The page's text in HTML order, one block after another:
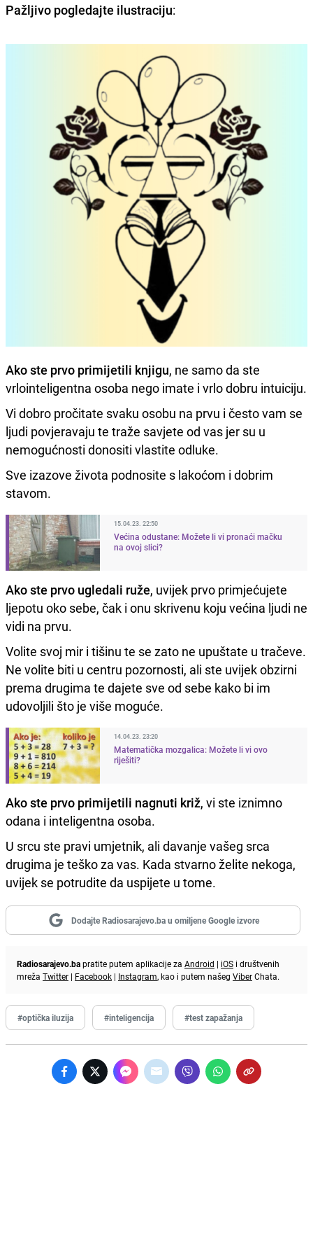
Pažljivo pogledajte ilustraciju:
Ako ste prvo primijetili knjigu, ne samo da ste
vrlointeligentna osoba nego imate i vrlo dobru intuiciju.
Vi dobro pročitate svaku osobu na prvu i često vam se
ljudi povjeravaju te traže savjete od vas jer su u
nemogućnosti donositi vlastite odluke.
Sve izazove života podnosite s lakoćom i dobrim
stavom.
15.04.23. 22:50
Većina odustane: Možete li vi pronaći mačku
na ovoj slici?
Ako ste prvo ugledali ruže, uvijek prvo primjećujete
ljepotu oko sebe, čak i onu skrivenu koju većina ljudi ne
vidi na prvu.
Volite svoj mir i tišinu te se zato ne upuštate u tračeve.
Ne volite biti u centru pozornosti, ali ste uvijek obzirni
prema drugima te dajete sve od sebe kako bi im
udovoljili što je više moguće.
14.04.23. 23:20
Matematička mozgalica: Možete li vi ovo
riješiti?
Ako ste prvo primijetili nagnuti križ, vi ste iznimno
odana i inteligentna osoba.
U srcu ste pravi umjetnik, ali davanje vašeg srca
drugima je teško za vas. Kada stvarno želite nekoga,
uvijek se potrudite da uspijete u tome.
Dodajte Radiosarajevo.ba u omiljene Google izvore
Radiosarajevo.bapratite putem aplikacije za Android | iOS i društvenih
mreža Twitter | Facebook | Instagram, kao i putem našeg ViberChata.
#optička iluzija #inteligencija #test zapažanja